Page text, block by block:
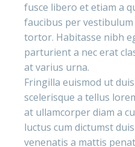
fusce libero et etiam a
faucibus per
tortor. Habitasse nibh
parturient a nec erat
at varius urna.
Fringilla euismod ut
scelerisque a tellus
at ullamcorper diam a
luctus cum dictumst
venenatis a mattis